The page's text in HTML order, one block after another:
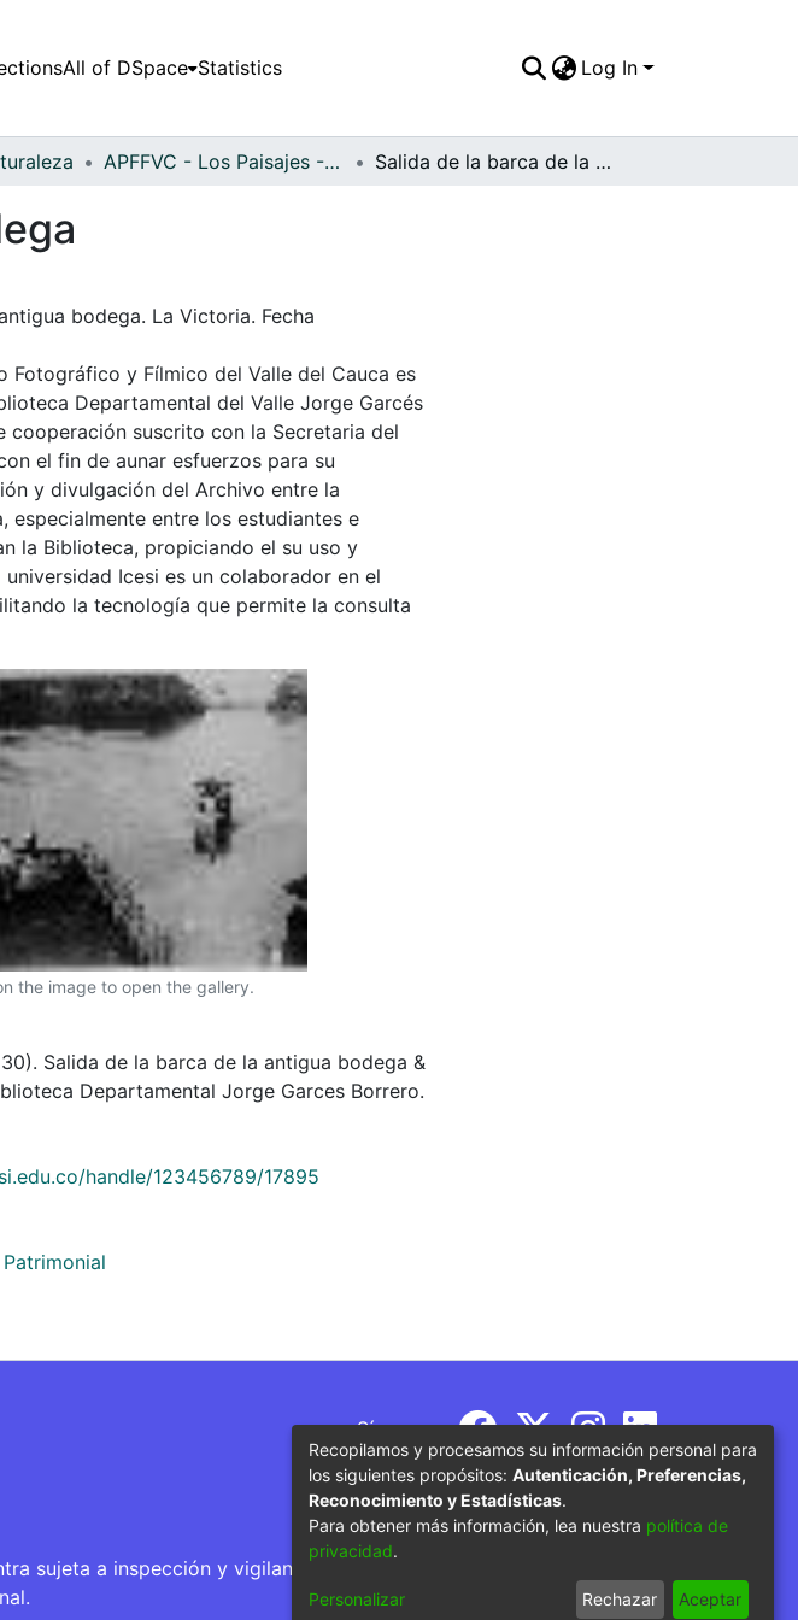
All of DSpace Statistics Log In
APFFVC - Los Paisajes - Patrimonial Salida de la barca de la antigua bodega
bodega. La Victoria. Fecha
Fotográfico y Fílmico del Valle del Cauca es
Departamental del Valle Jorge Garcés
cooperación suscrito con la Secretaria del
el fin de aunar esfuerzos para su
y divulgación del Archivo entre la
especialmente entre los estudiantes e
la Biblioteca, propiciando el su uso y
Icesi es un colaborador en el
la tecnología que permite la consulta
the image to open the gallery.
Salida de la barca de la antigua bodega &
Departamental Jorge Garces Borrero.
handle/123456789/17895
Síguenos
sujeta a inspección y vigilancia por parte del Ministerio de Educación
Recopilamos y procesamos su información personal para
los siguientes propósitos: Autenticación, Preferencias,
Reconocimiento y Estadísticas.
Para obtener más información, lea nuestra política de
privacidad.
Personalizar Rechazar Aceptar